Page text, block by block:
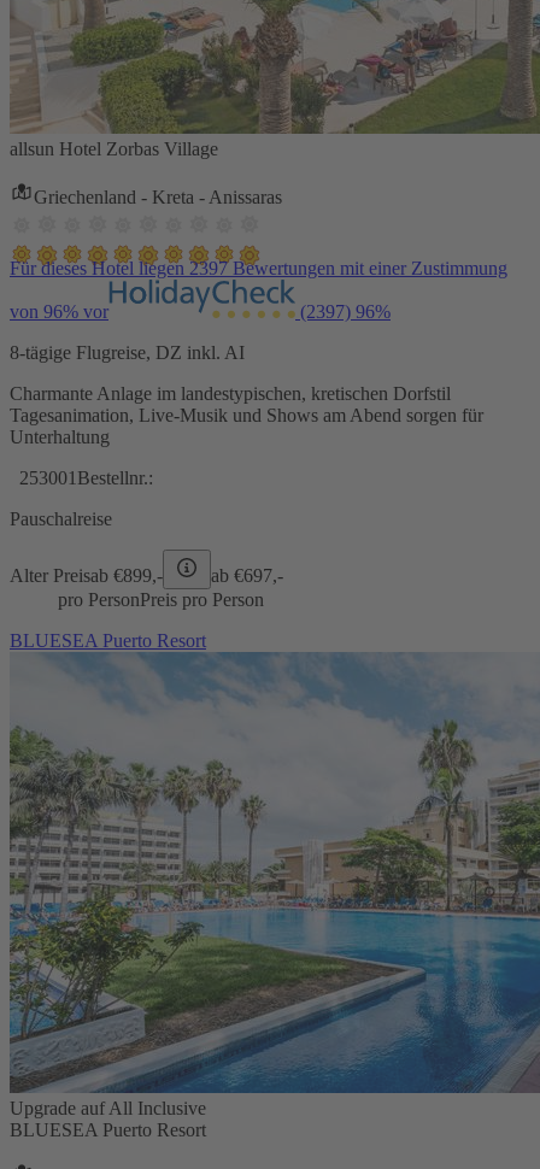
allsun Hotel Zorbas Village
Griechenland - Kreta - Anissaras
Für dieses Hotel liegen 2397 Bewertungen mit einer Zustimmung
von 96% vor (2397) 96%
8-tägige Flugreise, DZ inkl. AI
Charmante Anlage im landestypischen, kretischen Dorfstil
Tagesanimation, Live-Musik und Shows am Abend sorgen für
Unterhaltung
253001 Bestellnr.:
Pauschalreise
Alter Preisab €899,- ab €697,-
pro PersonPreis pro Person
BLUESEA Puerto Resort
Upgrade auf All Inclusive
BLUESEA Puerto Resort